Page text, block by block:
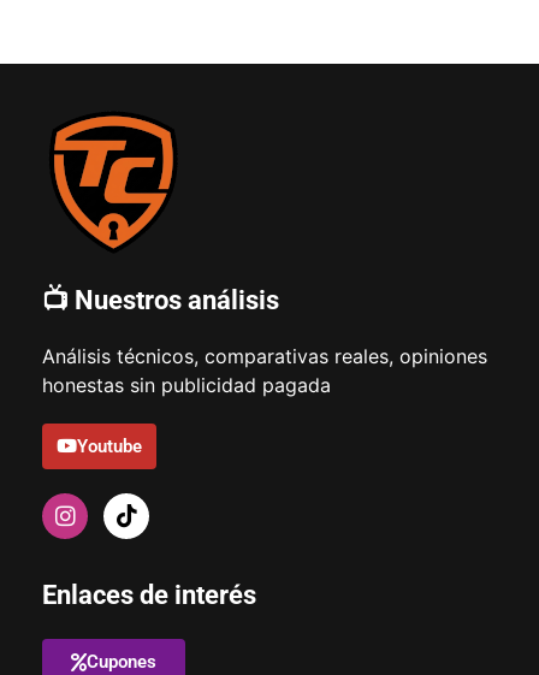
📺 Nuestros análisis
Análisis técnicos, comparativas reales, opiniones
honestas sin publicidad pagada
Youtube
Enlaces de interés
Cupones